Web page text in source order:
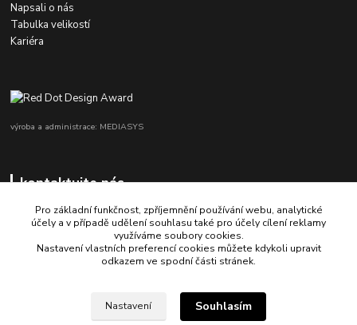
Napsali o nás
Tabulka velikostí
Kariéra
výroba a administrace: MEDIASYS
kontaktujte nás
+420 725 347 646
Pro základní funkčnost, zpříjemnění používání webu, analytické
účely a v případě udělení souhlasu také pro účely cílení reklamy
využíváme soubory cookies.
Nastavení vlastních preferencí cookies můžete kdykoli upravit
odkazem ve spodní části stránek.
Nastavení Souhlasím